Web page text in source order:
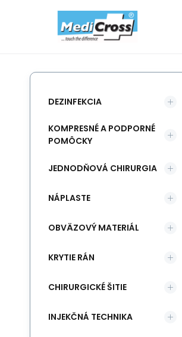
DEZINFEKCIA
KOMPRESNÉ A PODPORNÉ
POMÔCKY
JEDNODŇOVÁ CHIRURGIA
NÁPLASTE
OBVÄZOVÝ MATERIÁL
KRYTIE RÁN
CHIRURGICKÉ ŠITIE
INJEKČNÁ TECHNIKA